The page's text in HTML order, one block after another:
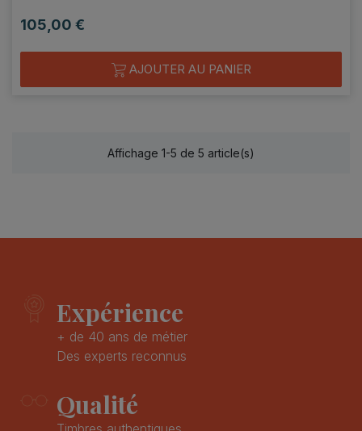
Prix
105,00 €
AJOUTER AU PANIER
Affichage 1-5 de 5 article(s)
Expérience
+ de 40 ans de métier
Des experts reconnus
Qualité